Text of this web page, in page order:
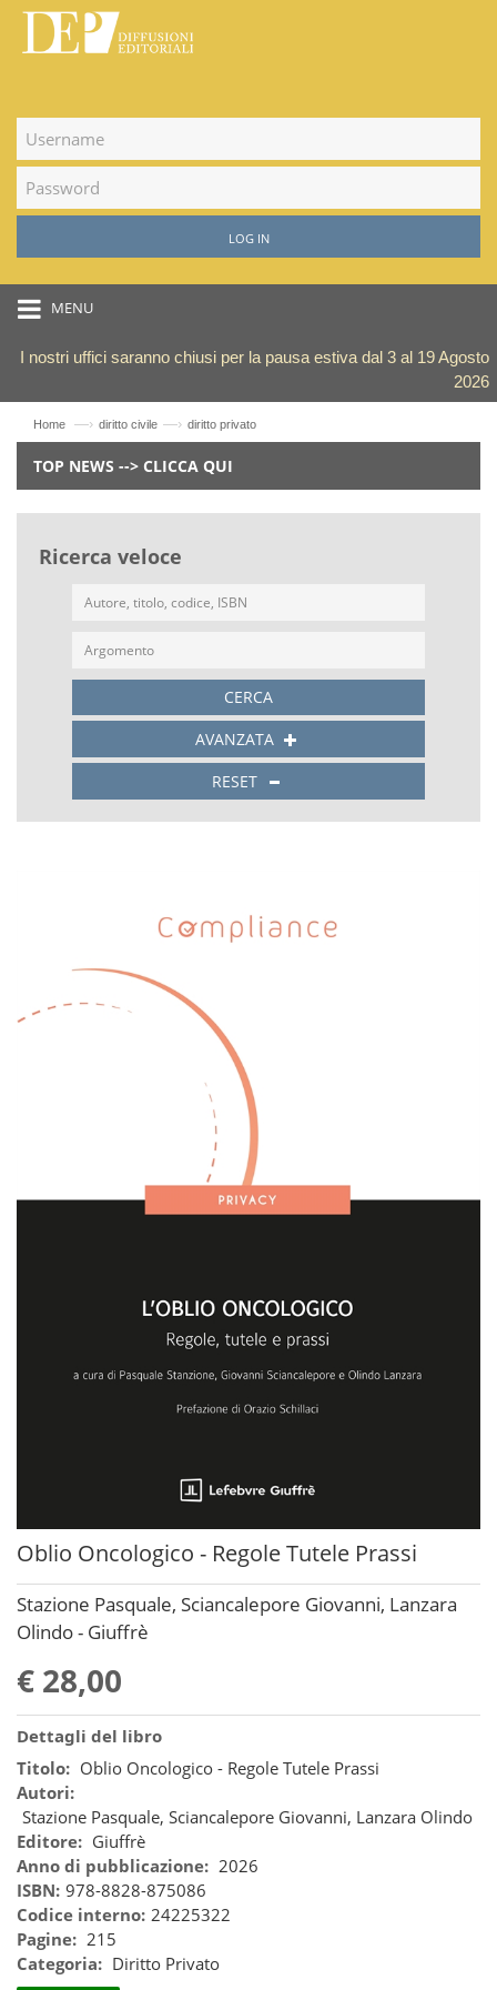
LOG IN
MENU
I nostri uffici saranno chiusi per la pausa estiva dal 3 al 19 Agosto
2026
Home —› diritto civile —› diritto privato
TOP NEWS --> CLICCA QUI
Ricerca veloce
CERCA
AVANZATA
RESET
Oblio Oncologico - Regole Tutele Prassi
Stazione Pasquale, Sciancalepore Giovanni, Lanzara
Olindo - Giuffrè
€ 28,00
Dettagli del libro
Titolo: Oblio Oncologico - Regole Tutele Prassi
Autori:
Stazione Pasquale, Sciancalepore Giovanni, Lanzara Olindo
Editore: Giuffrè
Anno di pubblicazione: 2026
ISBN: 978-8828-875086
Codice interno: 24225322
Pagine: 215
Categoria: Diritto Privato